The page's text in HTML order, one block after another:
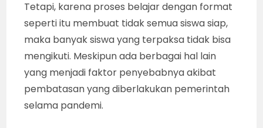
Tetapi, karena proses belajar dengan format
seperti itu membuat tidak semua siswa siap,
maka banyak siswa yang terpaksa tidak bisa
mengikuti. Meskipun ada berbagai hal lain
yang menjadi faktor penyebabnya akibat
pembatasan yang diberlakukan pemerintah
selama pandemi.